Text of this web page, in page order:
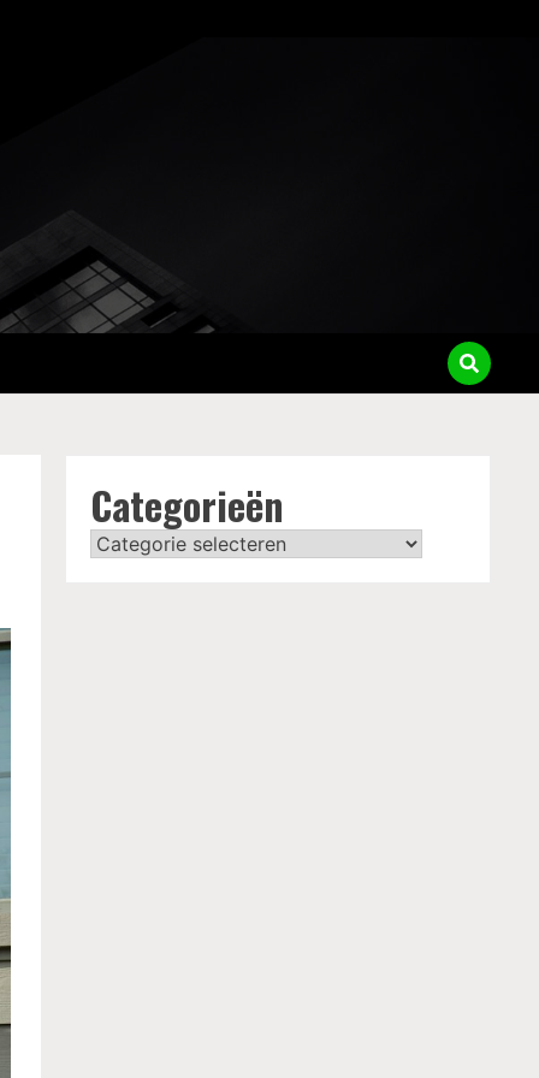
Categorieën
Categorieën